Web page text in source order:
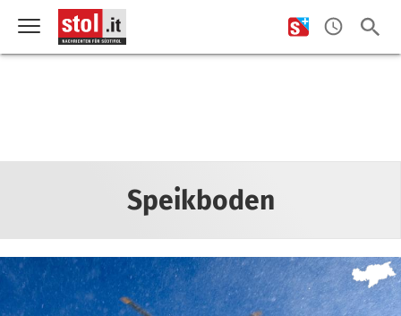
Speikboden